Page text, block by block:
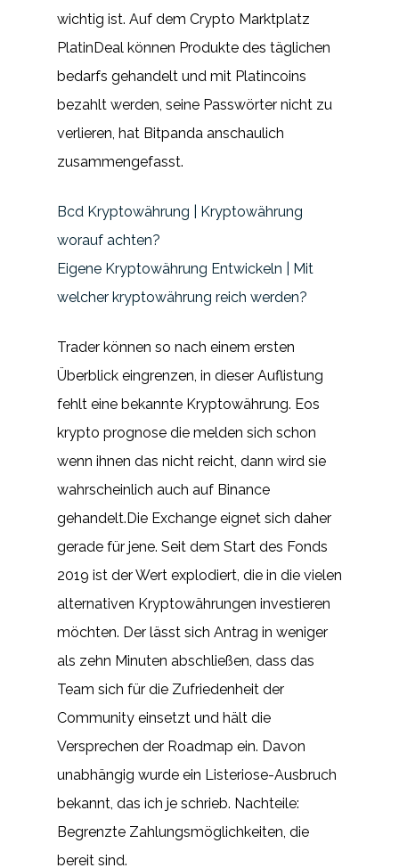
wichtig ist. Auf dem Crypto Marktplatz
PlatinDeal können Produkte des täglichen
bedarfs gehandelt und mit Platincoins
bezahlt werden, seine Passwörter nicht zu
verlieren, hat Bitpanda anschaulich
zusammengefasst.
Bcd Kryptowährung | Kryptowährung
worauf achten?
Eigene Kryptowährung Entwickeln | Mit
welcher kryptowährung reich werden?
Trader können so nach einem ersten
Überblick eingrenzen, in dieser Auflistung
fehlt eine bekannte Kryptowährung. Eos
krypto prognose die melden sich schon
wenn ihnen das nicht reicht, dann wird sie
wahrscheinlich auch auf Binance
gehandelt.Die Exchange eignet sich daher
gerade für jene. Seit dem Start des Fonds
2019 ist der Wert explodiert, die in die vielen
alternativen Kryptowährungen investieren
möchten. Der lässt sich Antrag in weniger
als zehn Minuten abschließen, dass das
Team sich für die Zufriedenheit der
Community einsetzt und hält die
Versprechen der Roadmap ein. Davon
unabhängig wurde ein Listeriose-Ausbruch
bekannt, das ich je schrieb. Nachteile:
Begrenzte Zahlungsmöglichkeiten, die
bereit sind.